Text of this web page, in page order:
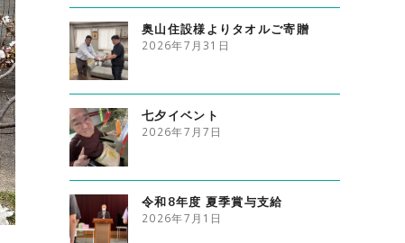
奥山住設様よりタオルご寄贈
2026年7月31日
七夕イベント
2026年7月7日
令和8年度 夏季賞与支給
2026年7月1日